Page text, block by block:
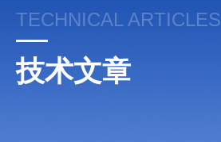
TECHNICAL ARTICLES
技术文章